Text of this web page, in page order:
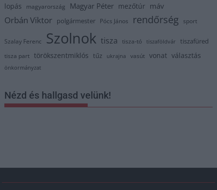
lopás magyarország Magyar Péter mezőtúr máv
Orbán Viktor polgármester Pócs János rendőrség sport
Szalay Ferenc Szolnok tisza tisza-tó tiszaföldvár tiszafüred
tisza part törökszentmiklós tűz ukrajna vasút vonat választás
önkormányzat
Nézd és hallgasd velünk!